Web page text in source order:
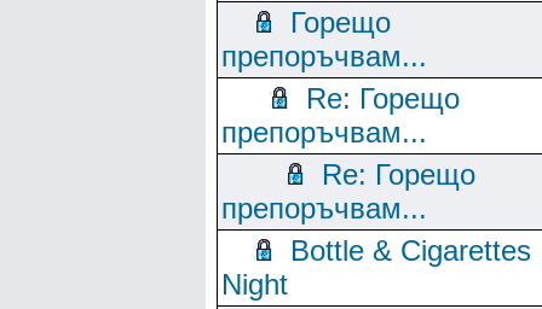
Горещо
препоръчвам...
Re: Горещо
препоръчвам...
Re: Горещо
препоръчвам...
Bottle & Cigarettes
Night